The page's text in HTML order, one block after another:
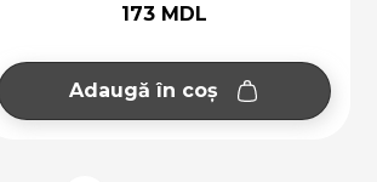
173 MDL
Adaugă în coș